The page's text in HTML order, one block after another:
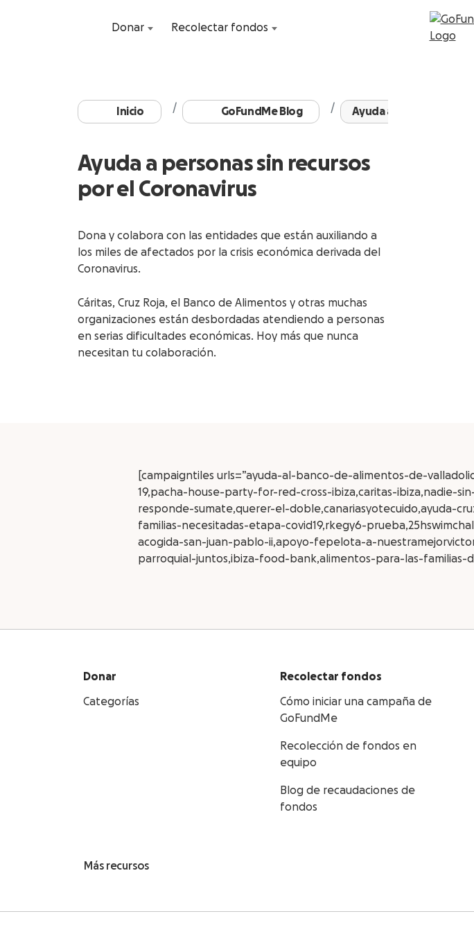
Donar Recolectar fondos
Inicio GoFundMe Blog Ayuda a personas sin ...
Ayuda a personas sin recursos
por el Coronavirus
Dona y colabora con las entidades que están auxiliando a
los miles de afectados por la crisis económica derivada del
Coronavirus.
Cáritas, Cruz Roja, el Banco de Alimentos y otras muchas
organizaciones están desbordadas atendiendo a personas
en serias dificultades económicas. Hoy más que nunca
necesitan tu colaboración.
[campaigntiles urls=”ayuda-al-banco-de-alimentos-de-
19,pacha-house-party-for-red-cross-ibiza,caritas-ibiza,nadie-
responde-sumate,querer-el-doble,canariasyotecuido,ayuda-
familias-necesitadas-etapa-covid19,rkegy6-
acogida-san-juan-pablo-ii,apoyo-fepelota-a-
parroquial-juntos,ibiza-food-bank,alimentos-para-las-familias-
Donar
Categorías
Recolectar fondos
Cómo iniciar una campaña de
GoFundMe
Recolección de fondos en
equipo
Blog de recaudaciones de
fondos
Más recursos